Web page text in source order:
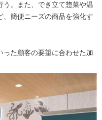
う。また、でき立て惣菜や温
簡便ニーズの商品を強化す
た顧客の要望に合わせた加